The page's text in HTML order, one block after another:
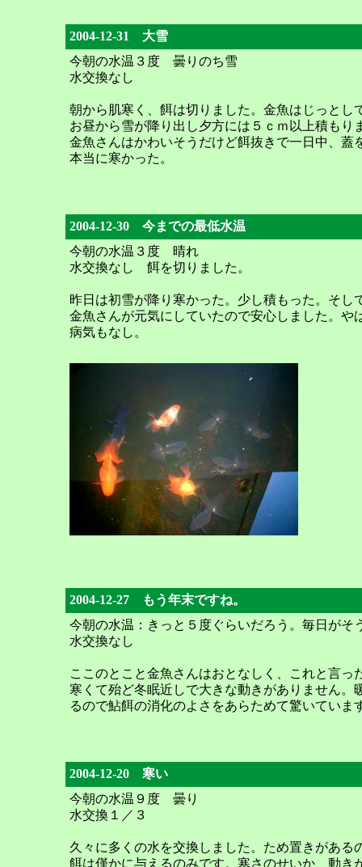
2004-12-31 大雪
今朝の水温３度 曇りのち雪
水交換なし
朝から肌寒く、餌は切りました。金魚はじっとし
お昼から雪が降り出し夕方には５ｃｍ以上積もり
金魚さんはかわいそうだけど餌抜きで一日中、蓋
本当に寒かった。
2004-12-30 今までの最低水温
今朝の水温３度 晴れ
水交換なし 餌を切りました。
昨日は初雪が降り寒かった。少し積もった。そし
金魚さんが元気にしていたので安心しました。や
病気もなし。
2004-12-27 もう年末ですね。
今朝の水温：きっと５度ぐらいだろう。毎日がそ
水交換なし
ここのとこと金魚さんはおとなしく、これと言
寒くて殆ど冬眠近しで大きな動きがありません
るので鮎餌の消化のよさをあらためて驚いていま
2004-12-20 寒い
今朝の水温９度 曇り
水交換１／３
久々に多くの水を交換しました。ため置きがある
餌は僅かに与えるのみです。寒さのせいか、動き